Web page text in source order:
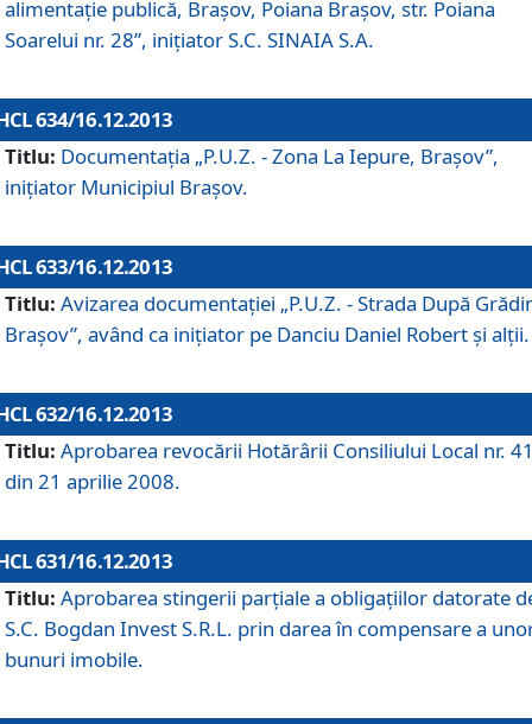
alimentaţie publică, Braşov, Poiana Braşov, str. Poiana
Soarelui nr. 28”, iniţiator S.C. SINAIA S.A.
634/16.12.2013
Titlu: Documentaţia „P.U.Z. - Zona La Iepure, Braşov”,
iniţiator Municipiul Braşov.
633/16.12.2013
Titlu: Avizarea documentaţiei „P.U.Z. - Strada După
Braşov”, având ca iniţiator pe Danciu Daniel Robert şi alţii.
632/16.12.2013
Titlu: Aprobarea revocării Hotărârii Consiliului Local nr.
din 21 aprilie 2008.
631/16.12.2013
Titlu: Aprobarea stingerii parţiale a obligaţiilor datorate
S.C. Bogdan Invest S.R.L. prin darea în compensare a
bunuri imobile.